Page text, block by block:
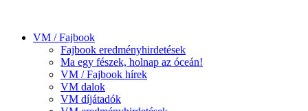
VM / Fajbook
Fajbook eredményhirdetések
Ma egy fészek, holnap az óceán!
VM / Fajbook hírek
VM dalok
VM díjátadók